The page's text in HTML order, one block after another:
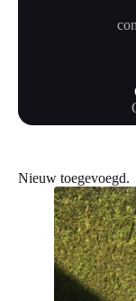
Nieuw toegevoegd.